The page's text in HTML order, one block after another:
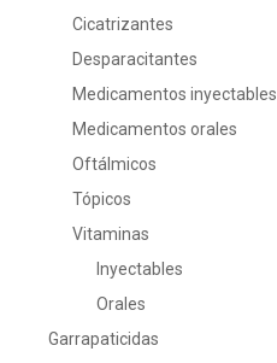
Cicatrizantes
Desparacitantes
Medicamentos inyectables
Medicamentos orales
Oftálmicos
Tópicos
Vitaminas
Inyectables
Orales
Garrapaticidas